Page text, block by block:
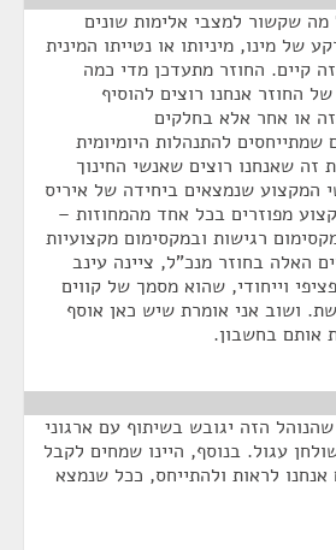
שקשור למצבי אלימות שונים
של מינו, מיניותו או נטייתו המינית
קיים. החוזר מתעדכן מדי כמה
החוזר אנחנו רוצים להוסיף
או אחר אלא בחלקים
שמתייחסים להתנהלות היומיומית
זה שאנחנו רוצים שאנשי החינוך
המקצוע שנמצאים ביחידה של איריס
מפוזרים בכל אחד מהמחוזות –
רגישות ובמקסימום מקצועיות
האלה בחוזר מנכ"ל, ציינה עינב
וייחודי, שהוא מסמך של קווים
ושוב אני אומרת שיש כאן אוסף
אותם בחשבון.
הזה יגובש בשיתוף עם ארגוני
עגול. בנוסף, היינו שמחים לקבל
לראות ולהתייחס, ככל שנמצא